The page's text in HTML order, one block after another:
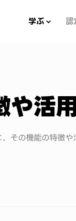
学ぶ 認
や活
その機能の特徴や